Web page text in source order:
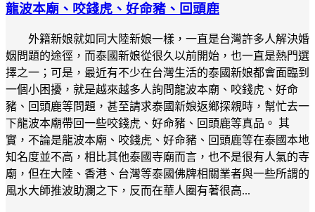
龍波本廟、咬錢虎、好命豬、回頭鹿
外籍新娘就如同大陸新娘一樣，一直是台灣許多人解決婚
姻問題的途徑，而泰國新娘從很久以前開始，也一直是熱門選
擇之一；可是，最近有不少在台灣生活的泰國新娘都會面臨到
一個小困擾，就是越來越多人詢問龍波本廟、咬錢虎、好命
豬、回頭鹿等問題，甚至請求泰國新娘返鄉探親時，幫忙去一
下龍波本廟帶回一些咬錢虎、好命豬、回頭鹿等真品。 其
實，不論是龍波本廟、咬錢虎、好命豬、回頭鹿等在泰國本地
知名度並不高，相比其他泰國寺廟而言，也不是很有人氣的寺
廟，但在大陸、香港、台灣等泰國佛牌相關業者與一些所謂的
風水大師推波助瀾之下，反而在華人圈有著很高...